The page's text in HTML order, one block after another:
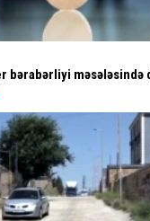
bərabərliyi məsələsində